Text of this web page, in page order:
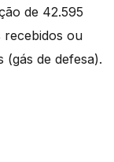
de 42.595
recebidos ou
(gás de defesa).